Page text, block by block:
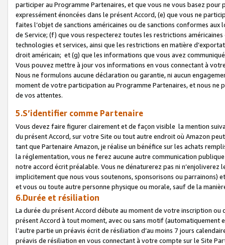
participer au Programme Partenaires, et que vous ne vous basez
expressément énoncées dans le présent Accord, (e) que vous ne
faites l’objet de sanctions américaines ou de sanctions conformes
de Service; (f) que vous respecterez toutes les restrictions
technologies et services, ainsi que les restrictions en matière
droit américain; et (g) que les informations que vous avez
Vous pouvez mettre à jour vos informations en vous connectant à
Nous ne formulons aucune déclaration ou garantie, ni aucun
moment de votre participation au Programme Partenaires, et nous
de vos attentes.
5.S’identifier comme Partenaire
Vous devez faire figurer clairement et de façon visible la mention
du présent Accord, sur votre Site ou tout autre endroit où Amazon
tant que Partenaire Amazon, je réalise un bénéfice sur les achats
la réglementation, vous ne ferez aucune autre communication
notre accord écrit préalable. Vous ne dénaturerez pas ni
implicitement que nous vous soutenons, sponsorisons ou parrainons)
et vous ou toute autre personne physique ou morale, sauf de la
6.Durée et résiliation
La durée du présent Accord débute au moment de votre inscription
présent Accord à tout moment, avec ou sans motif (automatiquement
l’autre partie un préavis écrit de résiliation d’au moins 7 jours
préavis de résiliation en vous connectant à votre compte sur le Site